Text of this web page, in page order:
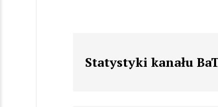
Statystyki kanału